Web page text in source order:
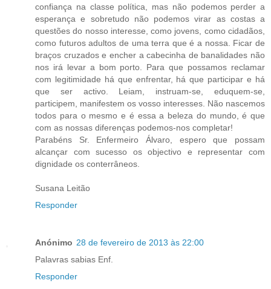
confiança na classe política, mas não podemos perder a
esperança e sobretudo não podemos virar as costas a
questões do nosso interesse, como jovens, como cidadãos,
como futuros adultos de uma terra que é a nossa. Ficar de
braços cruzados e encher a cabecinha de banalidades não
nos irá levar a bom porto. Para que possamos reclamar
com legitimidade há que enfrentar, há que participar e há
que ser activo. Leiam, instruam-se, eduquem-se,
participem, manifestem os vosso interesses. Não nascemos
todos para o mesmo e é essa a beleza do mundo, é que
com as nossas diferenças podemos-nos completar!
Parabéns Sr. Enfermeiro Álvaro, espero que possam
alcançar com sucesso os objectivo e representar com
dignidade os conterrâneos.
Susana Leitão
Responder
Anónimo 28 de fevereiro de 2013 às 22:00
Palavras sabias Enf.
Responder